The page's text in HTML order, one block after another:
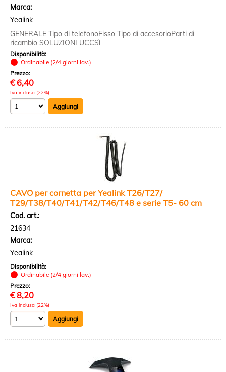
Marca:
Yealink
GENERALE Tipo di telefonoFisso Tipo di accesorioParti di
ricambio SOLUZIONI UCCSì
Disponibilità:
Ordinabile (2/4 giorni lav.)
Prezzo:
€ 6,40
Iva inclusa (22%)
CAVO per cornetta per Yealink T26/T27/
T29/T38/T40/T41/T42/T46/T48 e serie T5- 60 cm
Cod. art.:
21634
Marca:
Yealink
Disponibilità:
Ordinabile (2/4 giorni lav.)
Prezzo:
€8,20
Iva inclusa (22%)